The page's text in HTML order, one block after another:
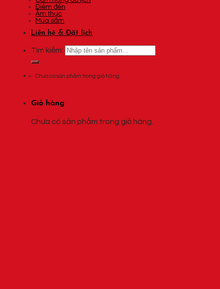
Điểm đến
Ẩm thực
Mua sắm
Liên hệ & Đặt lịch
Tìm kiếm:
Chưa có sản phẩm trong giỏ hàng.
Giỏ hàng
Chưa có sản phẩm trong giỏ hàng.